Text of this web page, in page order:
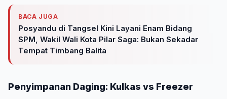
BACA JUGA
Posyandu di Tangsel Kini Layani Enam Bidang
SPM, Wakil Wali Kota Pilar Saga: Bukan Sekadar
Tempat Timbang Balita
Penyimpanan Daging: Kulkas vs Freezer